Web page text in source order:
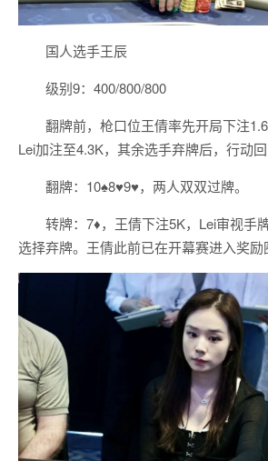
国人选手王辰
级别9：400/800/800
翻牌前，枪口位王倩率先开局下注
Lei加注至4.3K，其余选手弃牌后，行动回
翻牌：10♠️8♥️9♥️，两人双双过牌。
转牌：7♦️，王倩下注5K，Lei审视手
选择弃牌。王倩此前已在开幕赛进入奖励